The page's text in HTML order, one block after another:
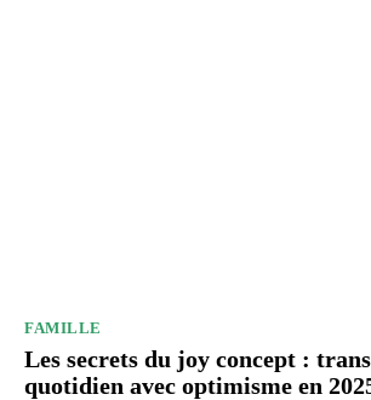
FAMILLE
Les secrets du joy concept :
quotidien avec optimisme en